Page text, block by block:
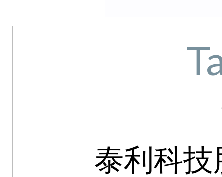
泰利科